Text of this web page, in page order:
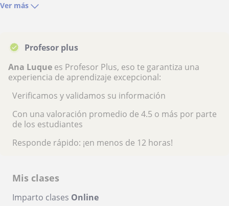
Ver más
Profesor plus
Ana Luque es Profesor Plus, eso te garantiza una
experiencia de aprendizaje excepcional:
Verificamos y validamos su información
Con una valoración promedio de 4.5 o más por parte
de los estudiantes
Responde rápido: ¡en menos de 12 horas!
Mis clases
Imparto clases Online